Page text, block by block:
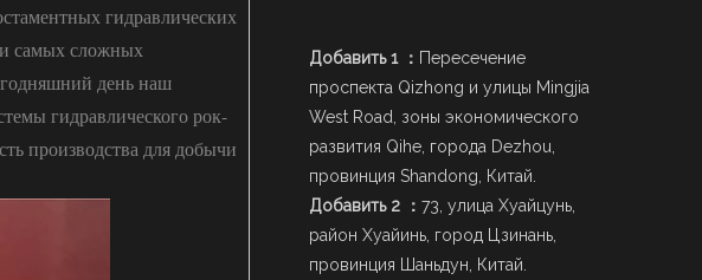
гидравлических
самых сложных
день наш
гидравлического рок-
производства для добычи
Добавить 1 ： Пересечение
проспекта Qizhong и улицы Mingjia
West Road, зоны экономического
развития Qihe, города Dezhou,
провинция Shandong, Китай.
Добавить 2 ： 73, улица Хуайцунь,
район Хуайинь, город Цзинань,
провинция Шаньдун, Китай.